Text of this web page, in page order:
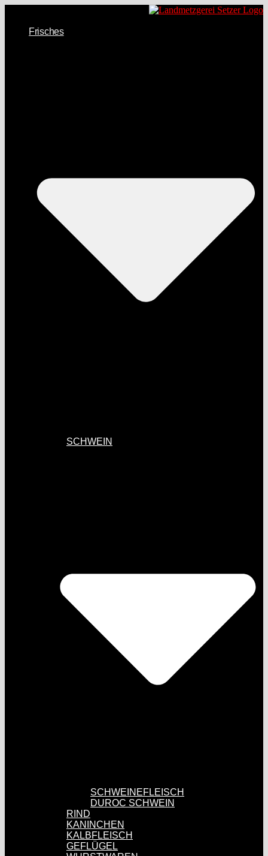
Frisches
SCHWEIN
SCHWEINEFLEISCH
DUROC SCHWEIN
RIND
KANINCHEN
KALBFLEISCH
GEFLÜGEL